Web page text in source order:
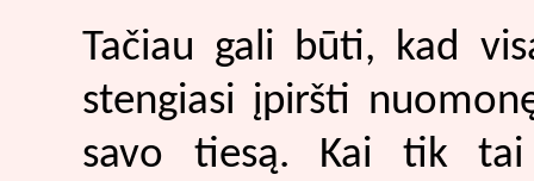
Tačiau gali būti, kad
stengiasi įpiršti
savo tiesą. Kai tik tai